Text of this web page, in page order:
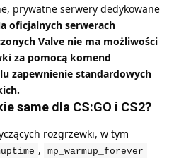
prywatne serwery dedykowane
oficjalnych serwerach
Valve nie ma możliwości
za pomocą komend
zapewnienie standardowych
same dla CS:GO i CS2?
rozgrzewki, w tym
, mp_warmup_forever